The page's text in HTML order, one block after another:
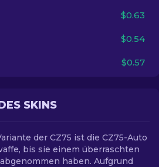
$0.63
$0.54
$0.57
SKINS
der CZ75 ist die CZ75-Auto
bis sie einem überraschten
haben. Aufgrund